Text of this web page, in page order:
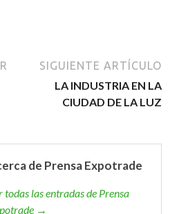
SIGUIENTE ARTÍCULO
LA INDUSTRIA EN LA
CIUDAD DE LA LUZ
de Prensa Expotrade
todas las entradas de Prensa
→